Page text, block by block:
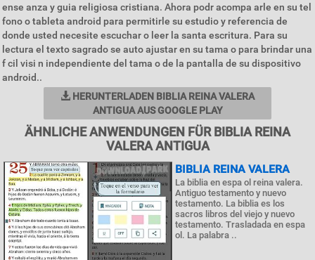
ense anza y guia religiosa cristiana. Ahora podr acompa arle en su tel
fono o tableta android para permitirle su estudio y referencia de
donde usted necesite escuchar o leer la santa escritura. Para su
lectura el texto sagrado se auto ajustar en su tama o para brindar una
f cil visi n independiente del tama o de la pantalla de su dispositivo
android..
HERUNTERLADEN BIBLIA REINA VALERA
ANTIGUA AUS GOOGLE PLAY
ÄHNLICHE ANWENDUNGEN FÜR BIBLIA REINA
VALERA ANTIGUA
BIBLIA REINA VALERA
La biblia en espa ol reina valera.
Antiguo testamento y nuevo
testamento. La biblia es los
sacros libros del viejo y nuevo
testamento. Trasladada en espa
ol. La palabra ..